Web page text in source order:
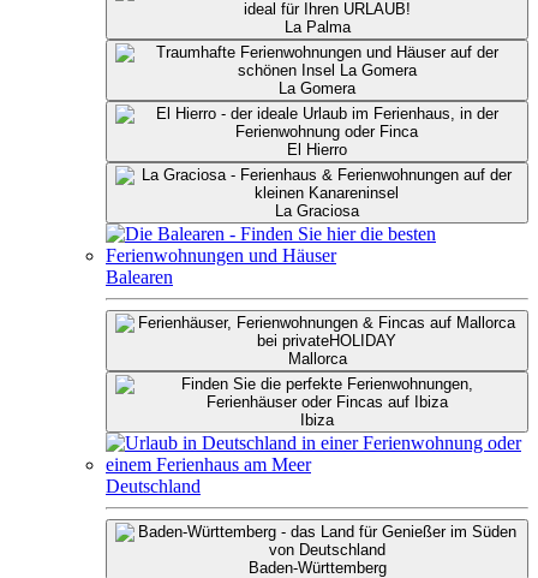
La Palma
La Gomera
El Hierro
La Graciosa
Balearen
Mallorca
Ibiza
Deutschland
Baden-Württemberg